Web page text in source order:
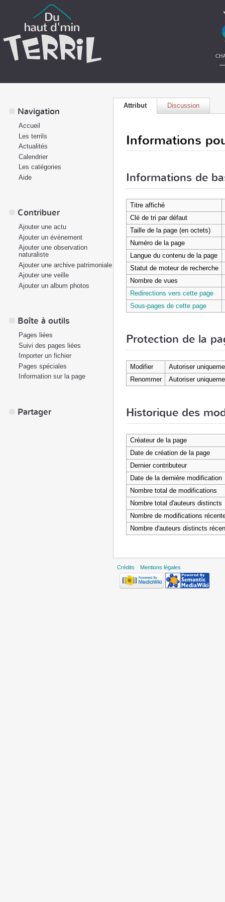
Attribut Discussion
Informations
Informations de
Titre affiché
Clé de tri par défaut
Taille de la page (en octets)
Numéro de la page
Langue du contenu de la page
Statut de moteur de recherche
Nombre de vues
Redirections vers cette page
Sous-pages de cette page
Protection de la
Modifier
Autoriser
Renommer
Autoriser
Historique des
Créateur de la page
Date de création de la page
Dernier contributeur
Date de la dernière modification
Nombre total de modifications
Nombre total d'auteurs distincts
Nombre de modifications
Nombre d'auteurs distincts
Navigation
Accueil
Les terrils
Actualités
Calendrier
Les catégories
Aide
Contribuer
Ajouter une actu
Ajouter un évènement
Ajouter une observation
naturaliste
Ajouter une archive patrimoniale
Ajouter une veille
Ajouter un album photos
Boîte à outils
Pages liées
Suivi des pages liées
Importer un fichier
Pages spéciales
Information sur la page
Partager
Crédits Mentions légales